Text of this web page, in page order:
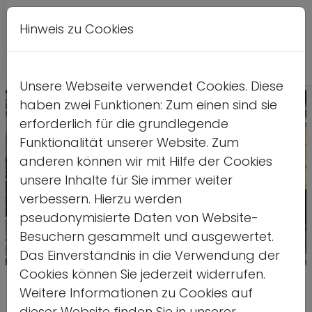
Quelle:
Generalprobe für den 50.
Hinweis zu Cookies
Unsere Webseite verwendet Cookies. Diese
haben zwei Funktionen: Zum einen sind sie
erforderlich für die grundlegende
Funktionalität unserer Website. Zum
anderen können wir mit Hilfe der Cookies
unsere Inhalte für Sie immer weiter
verbessern. Hierzu werden
pseudonymisierte Daten von Website-
Besuchern gesammelt und ausgewertet.
Das Einverständnis in die Verwendung der
Cookies können Sie jederzeit widerrufen.
Weitere Informationen zu Cookies auf